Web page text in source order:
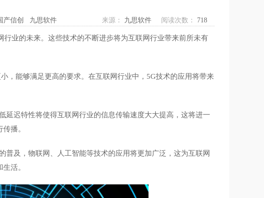
产信创 九思软件 来源： 九思软件 阅读次数： 718
业的未来。这些技术的不断进步将为互联网行业带来前所未有
，能够满足更高的要求。在互联网行业中，5G技术的应用将带来
延迟特性将使得互联网行业的信息传输速度大大提高，这将进一
播。
普及，物联网、人工智能等技术的应用将更加广泛，这为互联网
活。